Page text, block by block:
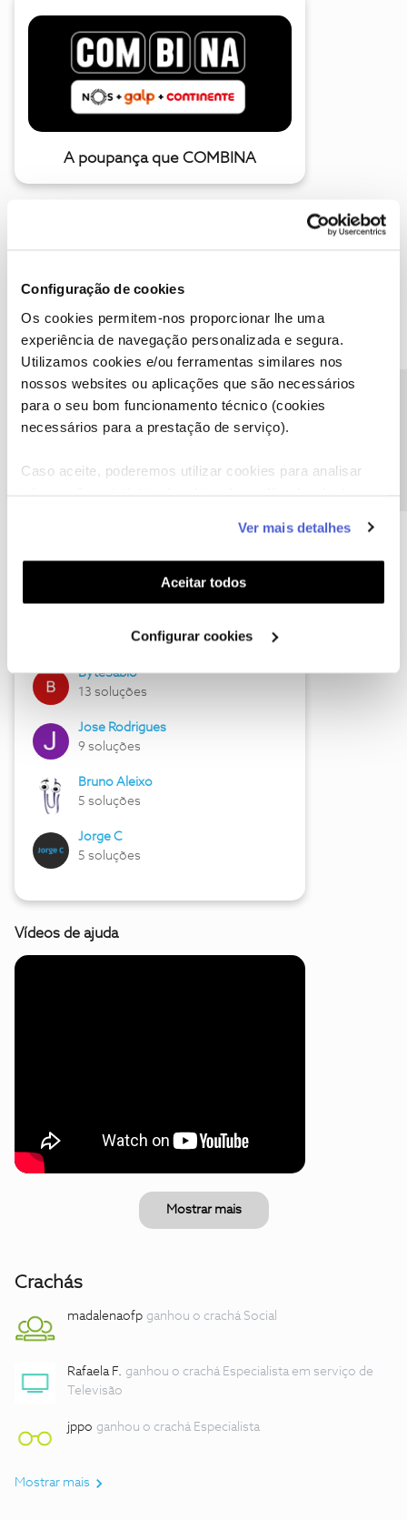
Configuração de cookies
Os cookies permitem-nos proporcionar lhe uma
experiência de navegação personalizada e segura.
Utilizamos cookies e/ou ferramentas similares nos
nossos websites ou aplicações que são necessários
para o seu bom funcionamento técnico (cookies
necessários para a prestação de serviço).
Caso aceite, poderemos utilizar cookies para analisar
funcionalidades (cookies de personalização e
funcionalidade) e adaptar anúncios aos seus interesses
(cookies de publicidade personalizada). Pode gerir a
utilização dos cookies clicando em "Configurar
Ver mais detalhes
Aceitar todos
Configurar cookies
A poupança que COMBINA
Descubra as novidades de julho
Hall of Fame de julho
17 soluções
ByteSábio
13 soluções
Jose Rodrigues
9 soluções
Bruno Aleixo
5 soluções
Jorge C
5 soluções
Vídeos de ajuda
Mostrar mais
Crachás
madalenaofp ganhou o crachá Social
Rafaela F. ganhou o crachá Especialista em serviço de
Televisão
jppo ganhou o crachá Especialista
Mostrar mais